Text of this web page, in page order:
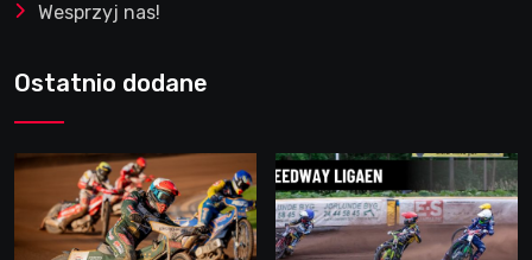
Wesprzyj nas!
Ostatnio dodane